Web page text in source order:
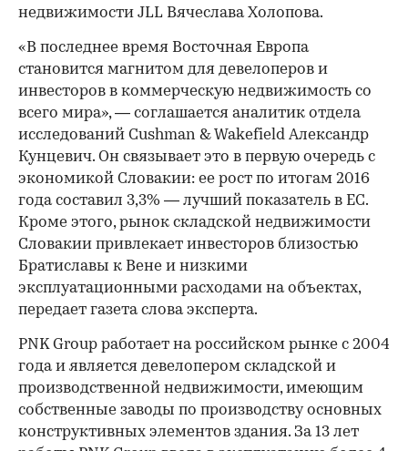
недвижимости JLL Вячеслава Холопова.
«В последнее время Восточная Европа
становится магнитом для девелоперов и
инвесторов в коммерческую недвижимость со
всего мира», — соглашается аналитик отдела
исследований Cushman & Wakefield Александр
Кунцевич. Он связывает это в первую очередь с
экономикой Словакии: ее рост по итогам 2016
года составил 3,3% — лучший показатель в ЕС.
Кроме этого, рынок складской недвижимости
Словакии привлекает инвесторов близостью
Братиславы к Вене и низкими
эксплуатационными расходами на объектах,
передает газета слова эксперта.
PNK Group работает на российском рынке с 2004
года и является девелопером складской и
производственной недвижимости, имеющим
собственные заводы по производству основных
конструктивных элементов здания. За 13 лет